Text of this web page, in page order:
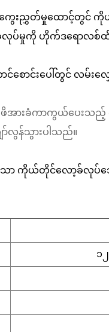
ကွေးညွှတ်မှုထောင့်တွင်
မှုကို ဟိုက်ဒရောလစ်ထိန်
င်စောင်းပေါ်တွင် လမ်
ာလစ်ဖိအားခံကာကွယ်ပ
လွန်သွားပါသည်။
ာ ကိုယ်တိုင်လော့ခ်လုပ်သ
၁